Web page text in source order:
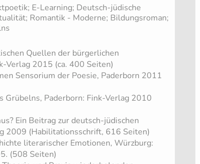
E-Learning; Deutsch-jüdische
Romantik - Moderne; Bildungsroman;
Quellen der bürgerlichen
Verlag 2015 (ca. 400 Seiten)
Sensorium der Poesie, Paderborn 2011
Grübelns, Paderborn: Fink-Verlag 2010
Ein Beitrag zur deutsch-jüdischen
2009 (Habilitationsschrift, 616 Seiten)
literarischer Emotionen, Würzburg:
(508 Seiten)